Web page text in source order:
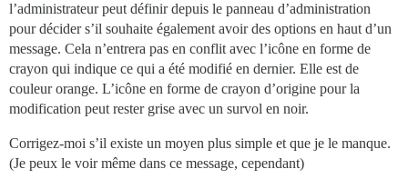
l’administrateur peut définir depuis le panneau d’administration
pour décider s’il souhaite également avoir des options en haut d’un
message. Cela n’entrera pas en conflit avec l’icône en forme de
crayon qui indique ce qui a été modifié en dernier. Elle est de
couleur orange. L’icône en forme de crayon d’origine pour la
modification peut rester grise avec un survol en noir.
Corrigez-moi s’il existe un moyen plus simple et que je le manque.
(Je peux le voir même dans ce message, cependant)